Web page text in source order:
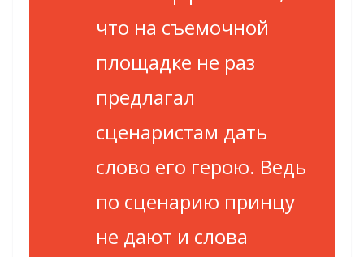
что на съемочной
площадке не раз
предлагал
сценаристам дать
слово его герою. Ведь
по сценарию принцу
не дают и слова